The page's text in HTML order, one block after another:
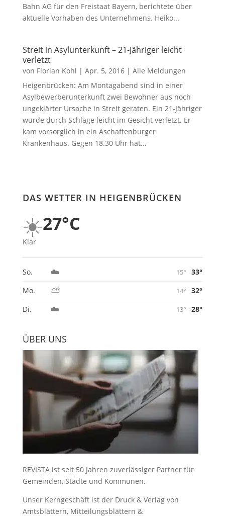
Bahn AG für den Freistaat Bayern, berichtete über
aktuelle Vorhaben des Unternehmens. Heiko...
Streit in Asylunterkunft – 21-Jähriger leicht
verletzt
von Florian Kohl | Apr. 5, 2016| Alle Meldungen
Heigenbrücken: Am Montagabend sind in einer
Asylbewerberunterkunft zwei Bewohner aus noch
ungeklärter Ursache in Streit geraten. Ein 21-Jähriger
wurde durch Schläge leicht im Gesicht verletzt. Er
kam vorsorglich in ein Aschaffenburger
Krankenhaus. Gegen 18.30 Uhr hat...
DAS WETTER IN HEIGENBRÜCKEN
☀️27°C
Klar
So. ☁️ 15°
33°
Mo.
⛅ 14°
32°
Di.
☁️ 13° 28°
ÜBER UNS
REVISTA ist seit 50 Jahren zuverlässiger Partner für
Gemeinden, Städte und Kommunen.
Unser Kerngeschäft ist der Druck & Verlag von
Amtsblättern, Mitteilungsblättern &